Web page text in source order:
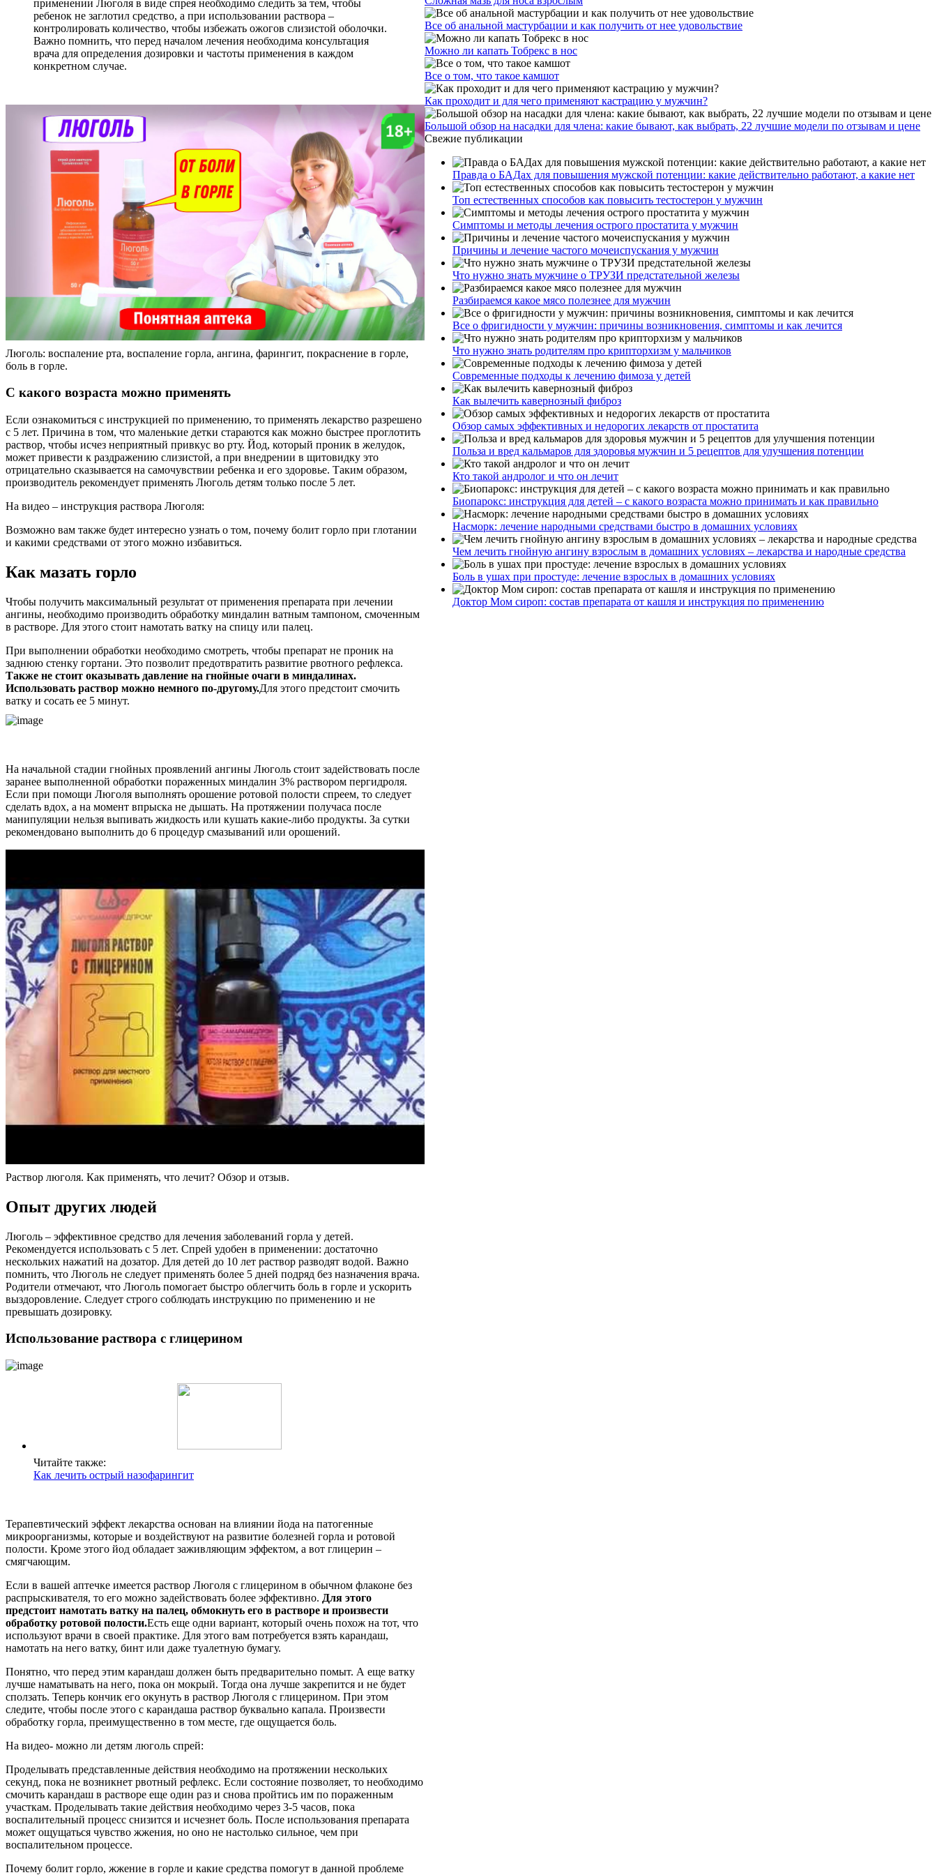
применении Люголя в виде спрея необходимо следить за тем, чтобы
ребенок не заглотил средство, а при использовании раствора –
контролировать количество, чтобы избежать ожогов слизистой оболочки.
Важно помнить, что перед началом лечения необходима консультация
врача для определения дозировки и частоты применения в каждом
конкретном случае.
Люголь: воспаление рта, воспаление горла, ангина, фарингит, покраснение в горле,
боль в горле.
С какого возраста можно применять
Если ознакомиться с инструкцией по применению, то применять лекарство разрешено
с 5 лет. Причина в том, что маленькие детки стараются как можно быстрее проглотить
раствор, чтобы исчез неприятный привкус во рту. Йод, который проник в желудок,
может привести к раздражению слизистой, а при внедрении в щитовидку это
отрицательно сказывается на самочувствии ребенка и его здоровье. Таким образом,
производитель рекомендует применять Люголь детям только после 5 лет.
На видео – инструкция раствора Люголя:
Возможно вам также будет интересно узнать о том, почему болит горло при глотании
и какими средствами от этого можно избавиться.
Как мазать горло
Чтобы получить максимальный результат от применения препарата при лечении
ангины, необходимо производить обработку миндалин ватным тампоном, смоченным
в растворе. Для этого стоит намотать ватку на спицу или палец.
При выполнении обработки необходимо смотреть, чтобы препарат не проник на
заднюю стенку гортани. Это позволит предотвратить развитие рвотного рефлекса.
Также не стоит оказывать давление на гнойные очаги в миндалинах.
Использовать раствор можно немного по-другому.Для этого предстоит смочить
ватку и сосать ее 5 минут.
На начальной стадии гнойных проявлений ангины Люголь стоит задействовать после
заранее выполненной обработки пораженных миндалин 3% раствором пергидроля.
Если при помощи Люголя выполнять орошение ротовой полости спреем, то следует
сделать вдох, а на момент впрыска не дышать. На протяжении получаса после
манипуляции нельзя выпивать жидкость или кушать какие-либо продукты. За сутки
рекомендовано выполнить до 6 процедур смазываний или орошений.
Раствор люголя. Как применять, что лечит? Обзор и отзыв.
Опыт других людей
Люголь – эффективное средство для лечения заболеваний горла у детей.
Рекомендуется использовать с 5 лет. Спрей удобен в применении: достаточно
нескольких нажатий на дозатор. Для детей до 10 лет раствор разводят водой. Важно
помнить, что Люголь не следует применять более 5 дней подряд без назначения врача.
Родители отмечают, что Люголь помогает быстро облегчить боль в горле и ускорить
выздоровление. Следует строго соблюдать инструкцию по применению и не
превышать дозировку.
Использование раствора с глицерином
Читайте также:
Как лечить острый назофарингит
Терапевтический эффект лекарства основан на влиянии йода на патогенные
микроорганизмы, которые и воздействуют на развитие болезней горла и ротовой
полости. Кроме этого йод обладает заживляющим эффектом, а вот глицерин –
смягчающим.
Если в вашей аптечке имеется раствор Люголя с глицерином в обычном флаконе без
распрыскивателя, то его можно задействовать более эффективно. Для этого
предстоит намотать ватку на палец, обмокнуть его в растворе и произвести
обработку ротовой полости.Есть еще одни вариант, который очень похож на тот, что
используют врачи в своей практике. Для этого вам потребуется взять карандаш,
намотать на него ватку, бинт или даже туалетную бумагу.
Понятно, что перед этим карандаш должен быть предварительно помыт. А еще ватку
лучше наматывать на него, пока он мокрый. Тогда она лучше закрепится и не будет
сползать. Теперь кончик его окунуть в раствор Люголя с глицерином. При этом
следите, чтобы после этого с карандаша раствор буквально капала. Произвести
обработку горла, преимущественно в том месте, где ощущается боль.
На видео- можно ли детям люголь спрей:
Проделывать представленные действия необходимо на протяжении нескольких
секунд, пока не возникнет рвотный рефлекс. Если состояние позволяет, то необходимо
смочить карандаш в растворе еще один раз и снова пройтись им по пораженным
участкам. Проделывать такие действия необходимо через 3-5 часов, пока
воспалительный процесс снизится и исчезнет боль. После использования препарата
может ощущаться чувство жжения, но оно не настолько сильное, чем при
воспалительном процессе.
Почему болит горло, жжение в горле и какие средства помогут в данной проблеме
Все об анальной мастурбации и как получить от нее удовольствие
Можно ли капать Тобрекс в нос
Все о том, что такое камшот
Как проходит и для чего применяют кастрацию у мужчин?
Большой обзор на насадки для члена: какие бывают, как выбрать, 22 лучшие модели по отзывам и цене
Свежие публикации
Правда о БАДах для повышения мужской потенции: какие действительно работают, а какие нет
Топ естественных способов как повысить тестостерон у мужчин
Симптомы и методы лечения острого простатита у мужчин
Причины и лечение частого мочеиспускания у мужчин
Что нужно знать мужчине о ТРУЗИ предстательной железы
Разбираемся какое мясо полезнее для мужчин
Все о фригидности у мужчин: причины возникновения, симптомы и как лечится
Что нужно знать родителям про крипторхизм у мальчиков
Современные подходы к лечению фимоза у детей
Как вылечить кавернозный фиброз
Обзор самых эффективных и недорогих лекарств от простатита
Польза и вред кальмаров для здоровья мужчин и 5 рецептов для улучшения потенции
Кто такой андролог и что он лечит
Биопарокс: инструкция для детей – с какого возраста можно принимать и как правильно
Насморк: лечение народными средствами быстро в домашних условиях
Чем лечить гнойную ангину взрослым в домашних условиях – лекарства и народные средства
Боль в ушах при простуде: лечение взрослых в домашних условиях
Доктор Мом сироп: состав препарата от кашля и инструкция по применению